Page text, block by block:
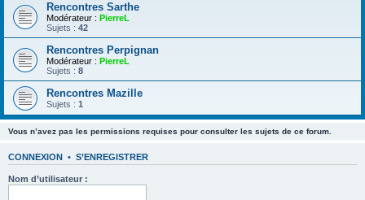
Rencontres Sarthe
Modérateur : PierreL
Sujets : 42
Rencontres Perpignan
Modérateur : PierreL
Sujets : 8
Rencontres Mazille
Sujets : 1
Vous n’avez pas les permissions requises pour consulter les sujets de ce forum.
CONNEXION • S’ENREGISTRER
Nom d’utilisateur :